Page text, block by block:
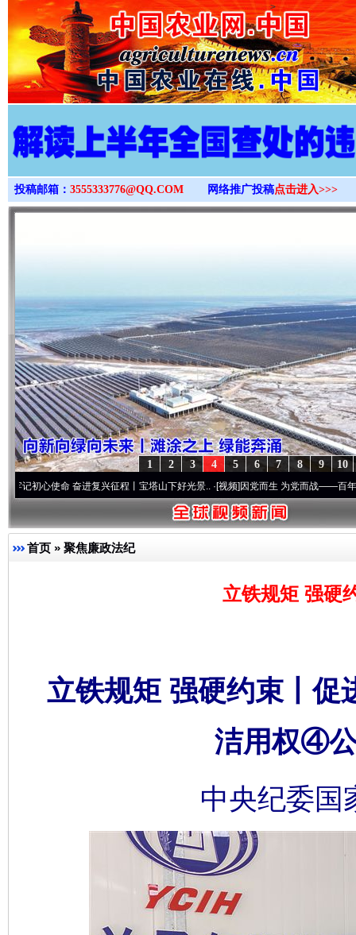
>
投稿邮箱： 3555333776@QQ.COM 网络推广投稿点击进入>>>
10
9
8
7
6
5
4
3
2
1
命 奋进复兴征程丨宝塔山下好光景..·[视频]因党而生 为党而战——百年“纪”事⑧加
首页 » 聚焦廉政法纪
立铁规矩 强硬
立铁规矩 强硬约束丨促
洁用权④
中央纪委国